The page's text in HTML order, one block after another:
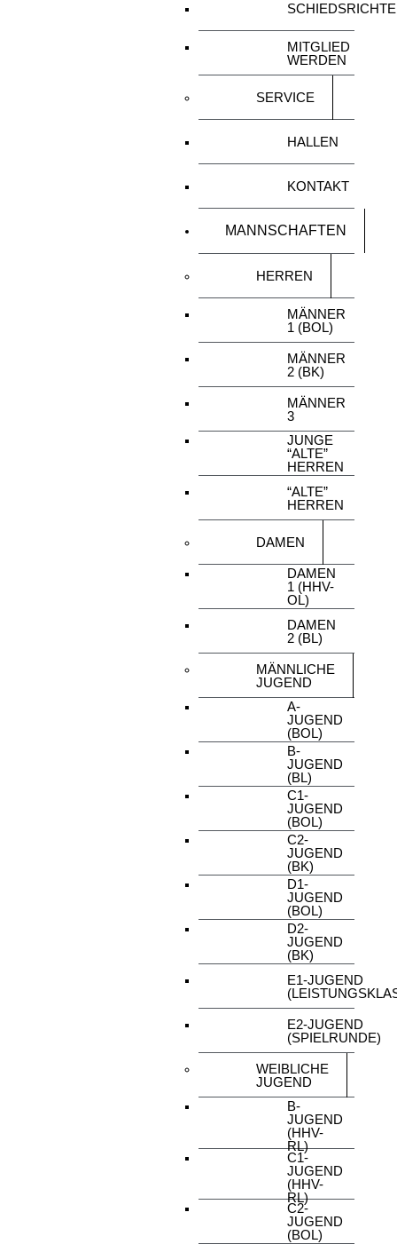
MITGLIED
WERDEN
SERVICE
HALLEN
KONTAKT
MANNSCHAFTEN
HERREN
MÄNNER
1 (BOL)
MÄNNER
2 (BK)
MÄNNER
3
JUNGE
“ALTE”
HERREN
“ALTE”
HERREN
DAMEN
DAMEN
1 (HHV-
OL)
DAMEN
2 (BL)
MÄNNLICHE
JUGEND
A-
JUGEND
(BOL)
B-
JUGEND
(BL)
C1-
JUGEND
(BOL)
C2-
JUGEND
(BK)
D1-
JUGEND
(BOL)
D2-
JUGEND
(BK)
E1-JUGEND
E2-JUGEND
(SPIELRUNDE)
WEIBLICHE
JUGEND
B-
JUGEND
(HHV-
RL)
C1-
JUGEND
(HHV-
RL)
C2-
JUGEND
(BOL)